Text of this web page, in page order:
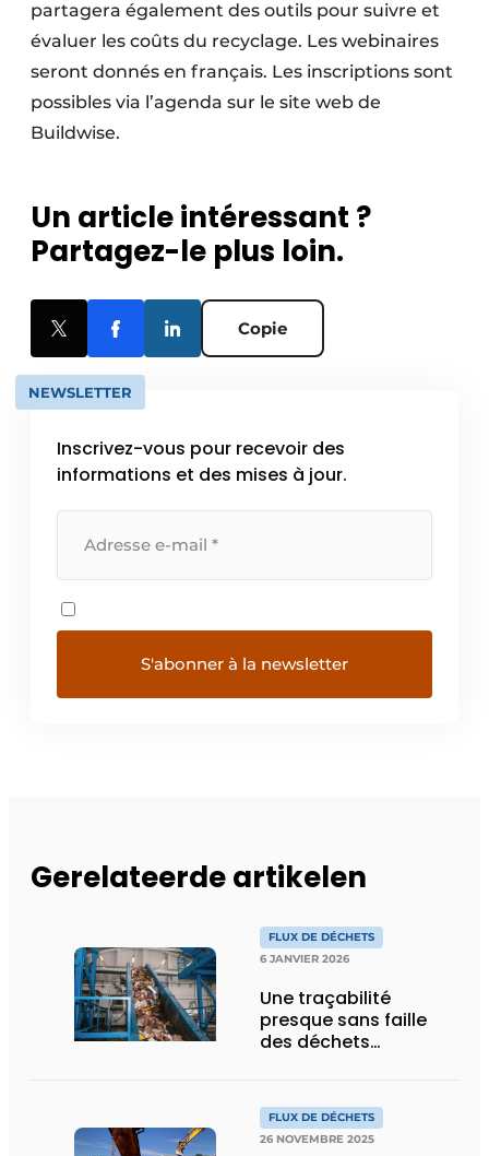
partagera également des outils pour suivre et
évaluer les coûts du recyclage. Les webinaires
seront donnés en français. Les inscriptions sont
possibles via l’agenda sur le site web de
Buildwise.
Un article intéressant ?
Partagez-le plus loin.
Copie
NEWSLETTER
Inscrivez-vous pour recevoir des
informations et des mises à jour.
Gerelateerde artikelen
FLUX DE DÉCHETS
6 JANVIER 2026
Une traçabilité
presque sans faille
des déchets
FLUX DE DÉCHETS
26 NOVEMBRE 2025